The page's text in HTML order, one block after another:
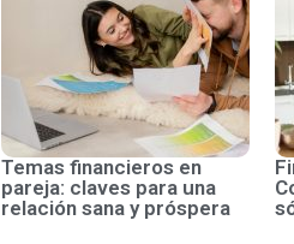
Temas financieros en
pareja: claves para una
relación sana y próspera